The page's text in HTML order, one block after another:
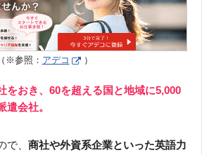
（※参照： アデコ ）
をおき、60を超える国と地域に5,000
遣会社。
、 商社や外資系企業といった英語力